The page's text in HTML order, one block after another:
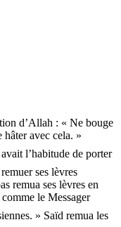
d’Allah : « Ne bouge
avec cela. »
ses lèvres
remua ses lèvres en
le Messager